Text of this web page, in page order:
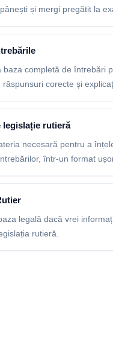
și mergi pregătit la
baza completă de întrebări
răspunsuri corecte și
legislație rutieră
necesară pentru a
într-un format
legală dacă vrei
rutieră.